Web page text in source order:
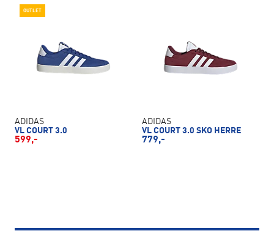
OUTLET
ADIDAS
VL COURT 3.0
599,-
ADIDAS
VL COURT 3.0 SKO HERRE
779,-